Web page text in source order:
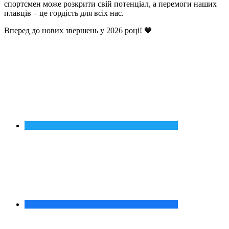
спортсмен може розкрити свій потенціал, а перемоги наших
плавців – це гордість для всіх нас.
Вперед до нових звершень у 2026 році! 🧡